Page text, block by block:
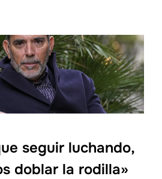
seguir luchando,
doblar la rodilla»